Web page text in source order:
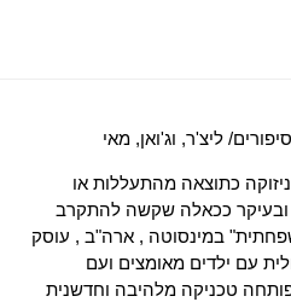
ליצ'ר, וג'ואן, מאי
כתוצאה מהתעללות או
ובעיקר ככאלה שקשה להתקרב
במינסוטה , ארה"ב , עוסק
עם ילדים מאומצים ועם
טכניקה מלהיבה וחדשנית